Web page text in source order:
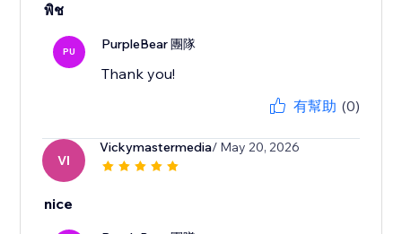
พิช
PU PurpleBear 團隊
Thank you!
有幫助 (0)
VI
Vickymastermedia/ May 20, 2026
nice